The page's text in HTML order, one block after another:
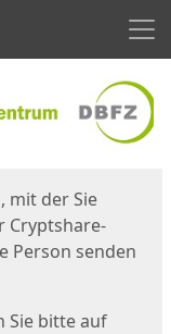
mit der Sie
Cryptshare-
Person senden
Sie bitte auf